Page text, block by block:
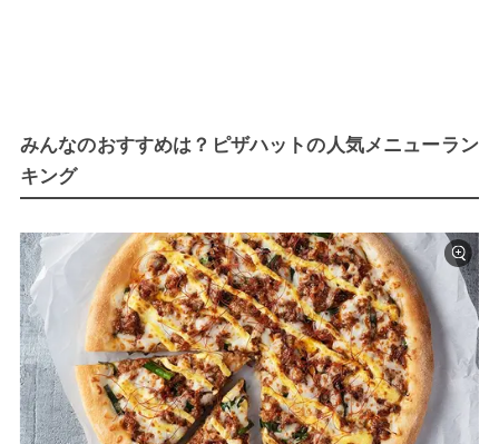
みんなのおすすめは？ピザハットの人気メニューラン
キング